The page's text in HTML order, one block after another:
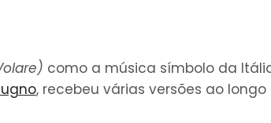
como a música símbolo da
, recebeu várias versões ao longo